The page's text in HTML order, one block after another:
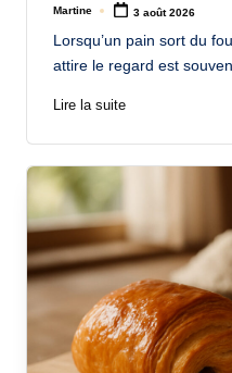
Posted
Martine 3 août 2026
Lorsqu’un pain sort du
attire le regard est
Lire la suite